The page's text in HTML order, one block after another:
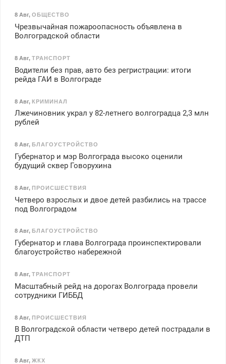
8 Авг, ОБЩЕСТВО
Чрезвычайная пожароопасность объявлена в
Волгоградской области
8 Авг, ТРАНСПОРТ
Водители без прав, авто без регристрации: итоги
рейда ГАИ в Волгограде
8 Авг, КРИМИНАЛ
Лжечиновник украл у 82-летнего волгоградца 2,3 млн
рублей
8 Авг, БЛАГОУСТРОЙСТВО
Губернатор и мэр Волгограда высоко оценили
будущий сквер Говорухина
8 Авг, ПРОИСШЕСТВИЯ
Четверо взрослых и двое детей разбились на трассе
под Волгоградом
8 Авг, БЛАГОУСТРОЙСТВО
Губернатор и глава Волгограда проинспектировали
благоустройство набережной
8 Авг, ТРАНСПОРТ
Масштабный рейд на дорогах Волгограда провели
сотрудники ГИББД
8 Авг, ПРОИСШЕСТВИЯ
В Волгоградской области четверо детей пострадали в
ДТП
8 Авг, ЖКХ